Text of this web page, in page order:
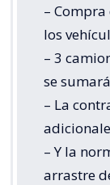
–
los
– 3
se
– La
– Y la
arrastre